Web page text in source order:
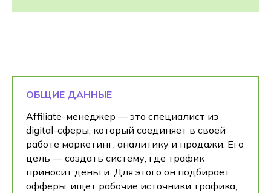
ОБЩИЕ ДАННЫЕ
Affiliate-менеджер — это специалист из
digital-сферы, который соединяет в своей
работе маркетинг, аналитику и продажи. Его
цель — создать систему, где трафик
приносит деньги. Для этого он подбирает
офферы, ищет рабочие источники трафика,